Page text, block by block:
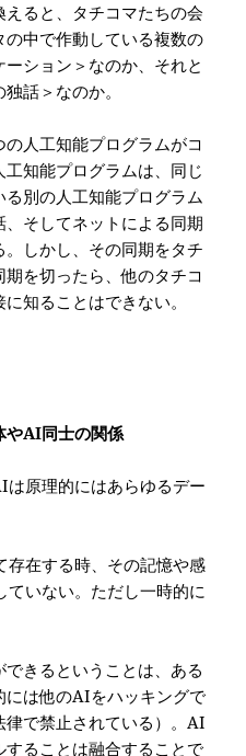
ると、タチコマたちの会
中で作動している複数の
ション＞なのか、それと
話＞なのか。
人工知能プログラムがコ
知能プログラムは、同じ
別の人工知能プログラム
そしてネットによる同期
しかし、その同期をタチ
を切ったら、他のタチコ
知ることはできない。
やAI同士の関係
は原理的にはあらゆるデー
存在する時、その記憶や感
ていない。ただし一時的に
きるということは、ある
には他のAIをハッキングで
律で禁止されている）。AI
ることは融合することで